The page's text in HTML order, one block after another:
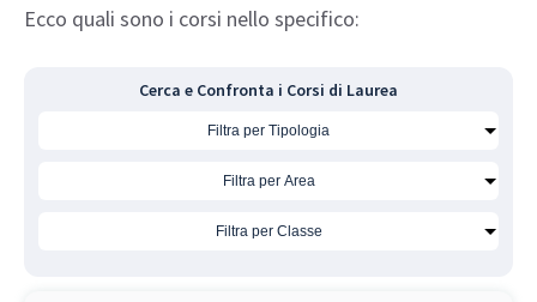
Ecco quali sono i corsi nello specifico:
Cerca e Confronta i Corsi di Laurea